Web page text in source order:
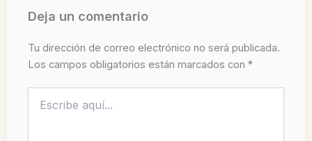
Deja un comentario
Tu dirección de correo electrónico no será publicada.
Los campos obligatorios están marcados con *
aquí...